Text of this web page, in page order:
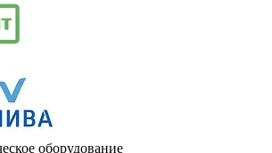
оборудование